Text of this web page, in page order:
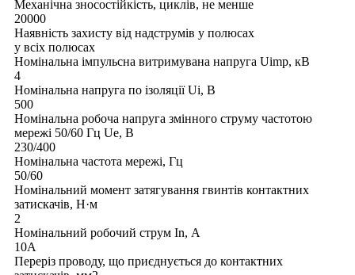
Механічна зносостійкість, циклів, не менше
20000
Наявність захисту від надструмів у полюсах
у всіх полюсах
Номінальна імпульсна витримувана напруга Uimp, кВ
4
Номінальна напруга по ізоляції Uі, В
500
Номінальна робоча напруга змінного струму частотою
мережі 50/60 Гц Ue, В
230/400
Номінальна частота мережі, Гц
50/60
Номінальний момент затягування гвинтів контактних
затискачів, Н·м
2
Номінальний робочий струм In, А
10А
Переріз проводу, що приєднується до контактних